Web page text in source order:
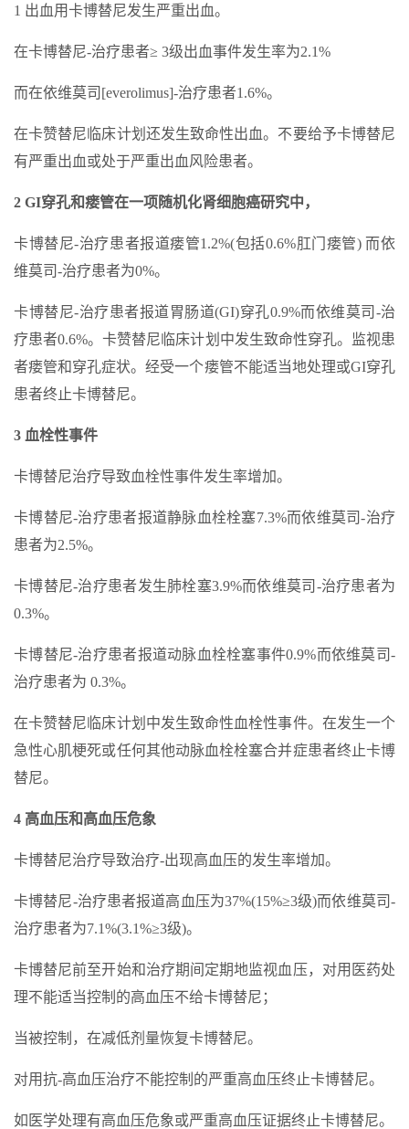
1 出血用卡博替尼发生严重出血。
在卡博替尼-治疗患者≥ 3级出血事件发生率为2.1%
而在依维莫司[everolimus]-治疗患者1.6%。
在卡赞替尼临床计划还发生致命性出血。不要给予卡博替尼
有严重出血或处于严重出血风险患者。
2 GI穿孔和瘘管在一项随机化肾细胞癌研究中，
卡博替尼-治疗患者报道瘘管1.2%(包括0.6%肛门瘘管) 而依
维莫司-治疗患者为0%。
卡博替尼-治疗患者报道胃肠道(GI)穿孔0.9%而依维莫司-治
疗患者0.6%。卡赞替尼临床计划中发生致命性穿孔。监视患
者瘘管和穿孔症状。经受一个瘘管不能适当地处理或GI穿孔
患者终止卡博替尼。
3 血栓性事件
卡博替尼治疗导致血栓性事件发生率增加。
卡博替尼-治疗患者报道静脉血栓栓塞7.3%而依维莫司-治疗
患者为2.5%。
卡博替尼-治疗患者发生肺栓塞3.9%而依维莫司-治疗患者为
0.3%。
卡博替尼-治疗患者报道动脉血栓栓塞事件0.9%而依维莫司-
治疗患者为 0.3%。
在卡赞替尼临床计划中发生致命性血栓性事件。在发生一个
急性心肌梗死或任何其他动脉血栓栓塞合并症患者终止卡博
替尼。
4 高血压和高血压危象
卡博替尼治疗导致治疗-出现高血压的发生率增加。
卡博替尼-治疗患者报道高血压为37%(15%≥3级)而依维莫司-
治疗患者为7.1%(3.1%≥3级)。
卡博替尼前至开始和治疗期间定期地监视血压，对用医药处
理不能适当控制的高血压不给卡博替尼；
当被控制，在减低剂量恢复卡博替尼。
对用抗-高血压治疗不能控制的严重高血压终止卡博替尼。
如医学处理有高血压危象或严重高血压证据终止卡博替尼。